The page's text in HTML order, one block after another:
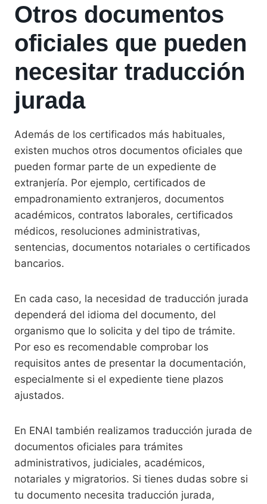
Otros documentos
oficiales que pueden
necesitar traducción
jurada
Además de los certificados más habituales,
existen muchos otros documentos oficiales que
pueden formar parte de un expediente de
extranjería. Por ejemplo, certificados de
empadronamiento extranjeros, documentos
académicos, contratos laborales, certificados
médicos, resoluciones administrativas,
sentencias, documentos notariales o certificados
bancarios.
En cada caso, la necesidad de traducción jurada
dependerá del idioma del documento, del
organismo que lo solicita y del tipo de trámite.
Por eso es recomendable comprobar los
requisitos antes de presentar la documentación,
especialmente si el expediente tiene plazos
ajustados.
En ENAI también realizamos traducción jurada de
documentos oficiales para trámites
administrativos, judiciales, académicos,
notariales y migratorios. Si tienes dudas sobre si
tu documento necesita traducción jurada,